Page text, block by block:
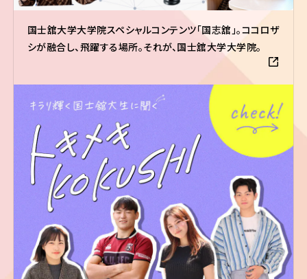
国士舘大学大学院スペシャルコンテンツ「国志舘」。ココロザ
シが融合し、飛躍する場所。それが、国士舘大学大学院。